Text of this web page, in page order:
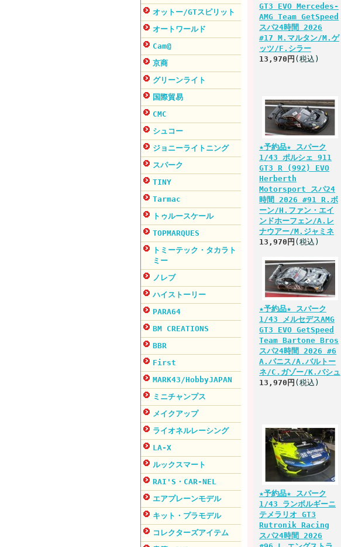
オットー/GTスピリット
オートワールド
Cam@
京商
グリーンライト
国際貿易
CMC
シュコー
ジョニーライトニング
スパーク
TINY
Tarmac
トゥルースケール
TOPMARQUES
トミーテック・タカラト
ミー
ノレブ
ハイストーリー
PARA64
BM CREATIONS
BBR
First
MARK43/HobbyJAPAN
ミニチャンプス
メイクアップ
ライオネルレーシング
LA-X
ルックスマート
RAI'S・CAR-NEL
エアプレーンモデル
キット・プラモデル
コレクターズアイテム
GT3 EVO Mercedes-
AMG Team GetSpeed
スパ24時間 2026
#17 M.マルタン/M.ゲ
ッツ/F.シラー
13,970円 (税込)
★予約品★ スパーク
1/43 ポルシェ 911
GT3 R (992) EVO
Herberth
Motorsport スパ24
時間 2026 #91 R.ボ
ーン/H.ファン・エイ
ンドホーフェン/A.レ
ナウアー/M.ジャミネ
13,970円 (税込)
★予約品★ スパーク
1/43 メルセデスAMG
GT3 EVO GetSpeed
Team Bartone Bros
スパ24時間 2026 #6
A.パニス/A.バルトー
ネ/C.ガゾー/K.バシュ
13,970円 (税込)
★予約品★ スパーク
1/43 ランボルギーニ
テメラリオ GT3
Rutronik Racing
スパ24時間 2026